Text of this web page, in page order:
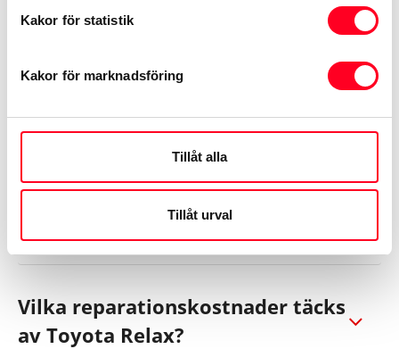
Kakor för statistik
Kakor för marknadsföring
Tillåt alla
Tillåt urval
FAQ - de vanligaste
frågorna om Toyota Relax
Är Toyota Relax en förlängning
av nybilsgarantin?
Vilka reparationskostnader täcks
av Toyota Relax?